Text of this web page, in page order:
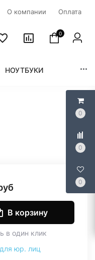
0
0
0
О компании Оплата
0
НОУТБУКИ
В корзину
в один клик
юр. лиц